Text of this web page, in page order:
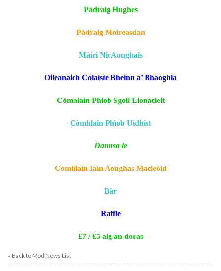
PàdraigHughes
Pàdraig Moireasdan
Màiri NicAonghais
Oileanaich Colaiste Bheinn a’ Bhaoghla
Còmhlain Phìob Sgoil Lionacleit
Còmhlain Phìob Uidhist
Dannsa le
Còmhlain Iain Aonghas Macleòid
Bàr
Raffle
£7 / £5 aig an doras
« Back to Mòd News List